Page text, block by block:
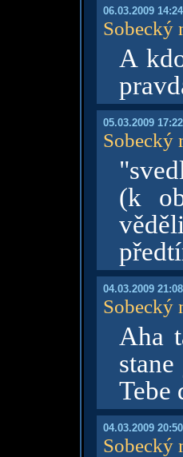
06.03.2009
Sobecký
A
05.03.2009
Sobecký
(k
04.03.2009
Sobecký
Aha
Tebe
04.03.2009
Sobecký